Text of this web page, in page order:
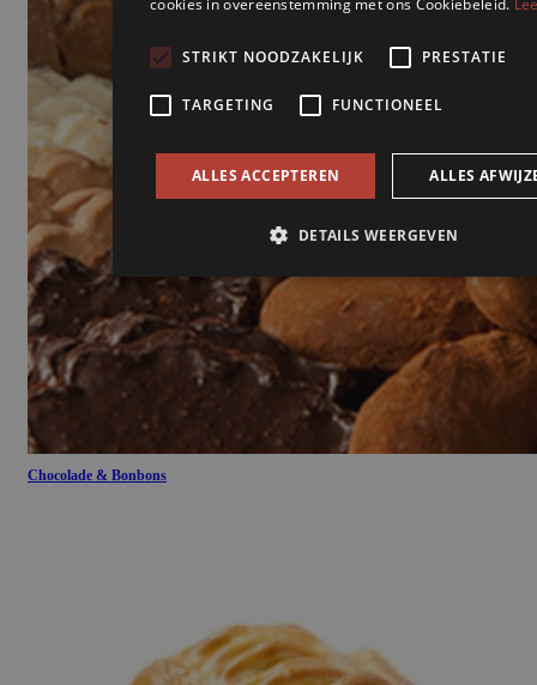
Chocolade & Bonbons